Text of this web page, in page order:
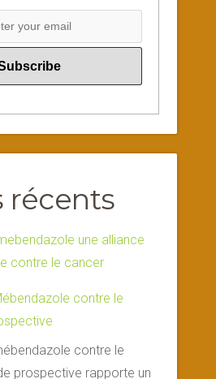
récents
contre le
contre le
prospective rapporte un